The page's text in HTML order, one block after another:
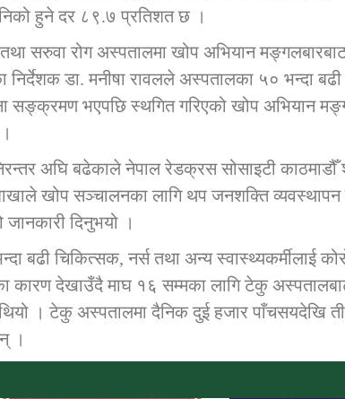
हुने दर ८९.७ प्रतिशत छ ।
सरुवा रोग अस्पतालमा खोप अभियान
डा. मनीषा रावलले अस्पतालका ५० भन्दा
सङ्क्रमण भएपछि स्थगित गरिएको खोप अभियान
अघि बढेकाले नेपाल रेडक्रस सोसाइटी काठमाडौँ
खोप सञ्चालनका लागि थप जनशक्ति व्यवस्थापन
दिनुभयो ।
बढी चिकित्सक, नर्स तथा अन्य स्वास्थ्यकर्मीलाई
देखाउँदै माघ १६ सम्मका लागि टेकु
। टेकु अस्पतालमा दैनिक दुई हजार पाँचसयदेखि
।